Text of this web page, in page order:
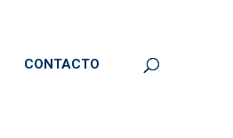
CONTACTO